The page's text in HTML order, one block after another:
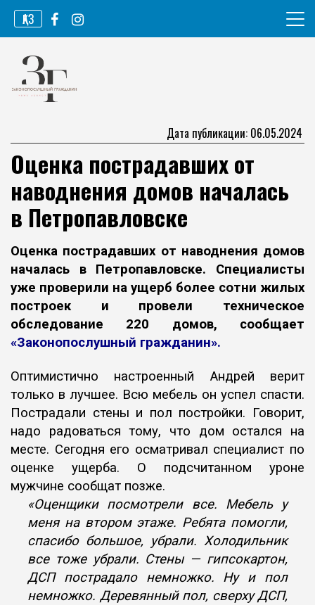
Перейти
содержимому
ҚАЗ
Законопослушный гражданин
Дата публикации: 06.05.2024
Оценка пострадавших от
наводнения домов началась
в Петропавловске
Оценка пострадавших от наводнения домов
началась в Петропавловске. Специалисты
уже проверили на ущерб более сотни жилых
построек и провели техническое
обследование 220 домов, сообщает
«Законопослушный гражданин».
Оптимистично настроенный Андрей верит
только в лучшее. Всю мебель он успел спасти.
Пострадали стены и пол постройки. Говорит,
надо радоваться тому, что дом остался на
месте. Сегодня его осматривал специалист по
оценке ущерба. О подсчитанном уроне
мужчине сообщат позже.
«Оценщики посмотрели все. Мебель у
меня на втором этаже. Ребята помогли,
спасибо большое, убрали. Холодильник
все тоже убрали. Стены — гипсокартон,
ДСП пострадало немножко. Ну и пол
немножко. Деревянный пол, сверху ДСП,